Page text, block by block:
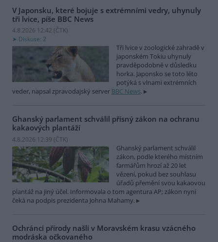
V Japonsku, které bojuje s extrémními vedry, uhynuly
tři lvice, píše BBC News
4.8.2026 12:42 (ČTK)
Diskuse: 2
Tři lvice v zoologické zahradě v
japonském Tokiu uhynuly
pravděpodobně v důsledku
horka. Japonsko se toto léto
potýká s vlnami extrémních
veder, napsal zpravodajský server BBC News.
Ghanský parlament schválil přísný zákon na ochranu
kakaových plantáží
4.8.2026 12:39 (ČTK)
Ghanský parlament schválil
zákon, podle kterého místním
farmářům hrozí až 20 let
vězení, pokud bez souhlasu
úřadů přemění svou kakaovou
plantáž na jiný účel. Informovala o tom agentura AP; zákon nyní
čeká na podpis prezidenta Johna Mahamy.
Ochránci přírody našli v Moravském krasu vzácného
modráska očkovaného